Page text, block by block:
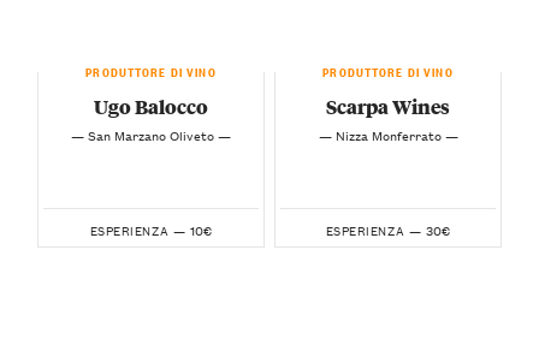
PRODUTTORE DI VINO
Ugo Balocco
— San Marzano Oliveto —
ESPERIENZA — 10€
PRODUTTORE DI VINO
Scarpa Wines
— Nizza Monferrato —
ESPERIENZA — 30€